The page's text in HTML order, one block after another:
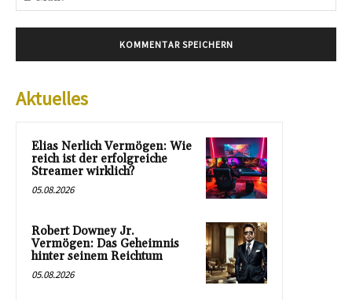
Aktuelles
Elias Nerlich Vermögen: Wie
reich ist der erfolgreiche
Streamer wirklich?
05.08.2026
Robert Downey Jr.
Vermögen: Das Geheimnis
hinter seinem Reichtum
05.08.2026